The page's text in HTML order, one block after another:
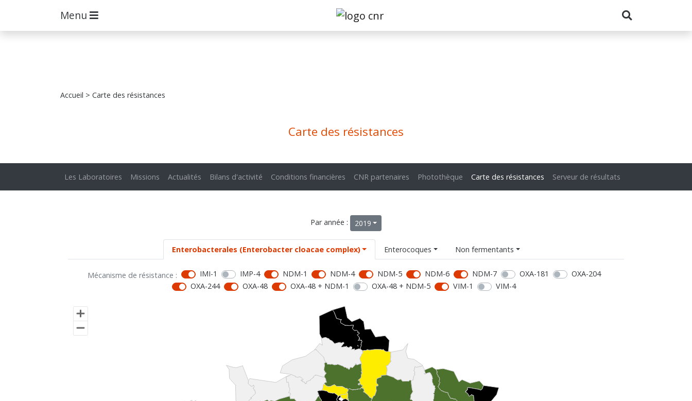
Menu
Accueil > Carte des résistances
Carte des résistances
Les Laboratoires Missions Actualités Bilans d'activité Conditions financières CNR partenaires Photothèque Carte des résistances Serveur de résultats
Par année : 2019
Enterobacterales (Enterobacter cloacae complex) Enterocoques Non fermentants
Mécanisme de résistance : IMI-1 IMP-4 NDM-1 NDM-4 NDM-5 NDM-6 NDM-7 OXA-181
OXA-204
OXA-244
OXA-48 OXA-48 + NDM-1 OXA-48 + NDM-5 VIM-1 VIM-4